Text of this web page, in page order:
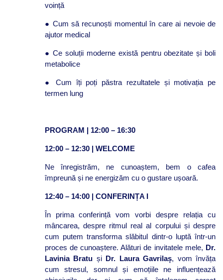
voință
● Cum să recunoști momentul în care ai nevoie de
ajutor medical
● Ce soluții moderne există pentru obezitate și boli
metabolice
● Cum îți poți păstra rezultatele și motivația pe
termen lung
PROGRAM | 12:00 – 16:30
12:00 – 12:30 | WELCOME
Ne înregistrăm, ne cunoaștem, bem o cafea
împreună și ne energizăm cu o gustare ușoară.
12:40 – 14:00 | CONFERINȚA I
În prima conferință vom vorbi despre relația cu
mâncarea, despre ritmul real al corpului și despre
cum putem transforma slăbitul dintr-o luptă într-un
proces de cunoaștere. Alături de invitatele mele, Dr.
Lavinia Bratu și Dr. Laura Gavrilaș, vom învăța
cum stresul, somnul și emoțiile ne influențează